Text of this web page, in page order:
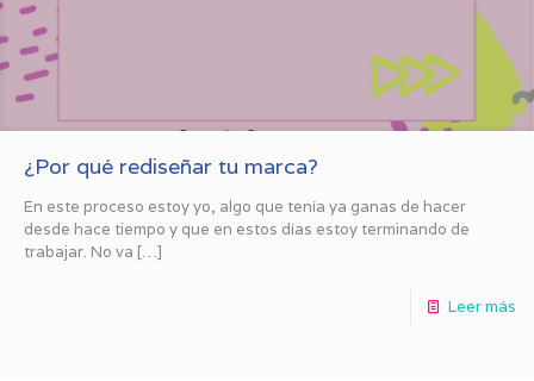
¿Por qué rediseñar tu marca?
En este proceso estoy yo, algo que tenía ya ganas de hacer
desde hace tiempo y que en estos días estoy terminando de
trabajar. No va […]
Leer más